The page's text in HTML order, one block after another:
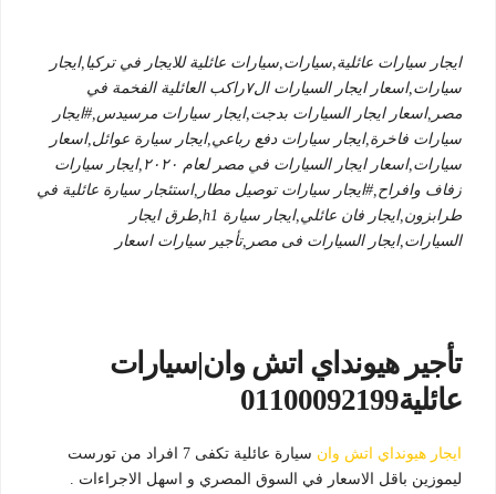
ايجار سيارات عائلية,سيارات,سيارات عائلية للايجار في تركيا,ايجار
سيارات,اسعار ايجار السيارات ال٧راكب العائلية الفخمة في
مصر,اسعار ايجار السيارات بدجت,ايجار سيارات مرسيدس,#ايجار
سيارات فاخرة,ايجار سيارات دفع رباعي,ايجار سيارة عوائل,اسعار
سيارات,اسعار ايجار السيارات في مصر لعام ٢٠٢٠,ايجار سيارات
زفاف وافراح,#ايجار سيارات توصيل مطار,استئجار سيارة عائلية في
طرابزون,ايجار فان عائلي,ايجار سيارة h1,طرق ايجار
السيارات,ايجار السيارات فى مصر,تأجير سيارات اسعار
تأجير هيونداي اتش وان|سيارات
عائلية01100092199
ايجار هيونداي اتش وان
سيارة عائلية تكفى 7 افراد من تورست
ليموزين باقل الاسعار في السوق المصري و اسهل الاجراءات .